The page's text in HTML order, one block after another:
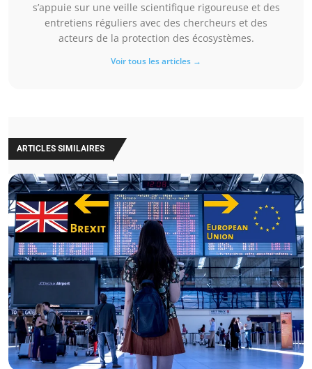
s’appuie sur une veille scientifique rigoureuse et des
entretiens réguliers avec des chercheurs et des
acteurs de la protection des écosystèmes.
Voir tous les articles →
ARTICLES SIMILAIRES